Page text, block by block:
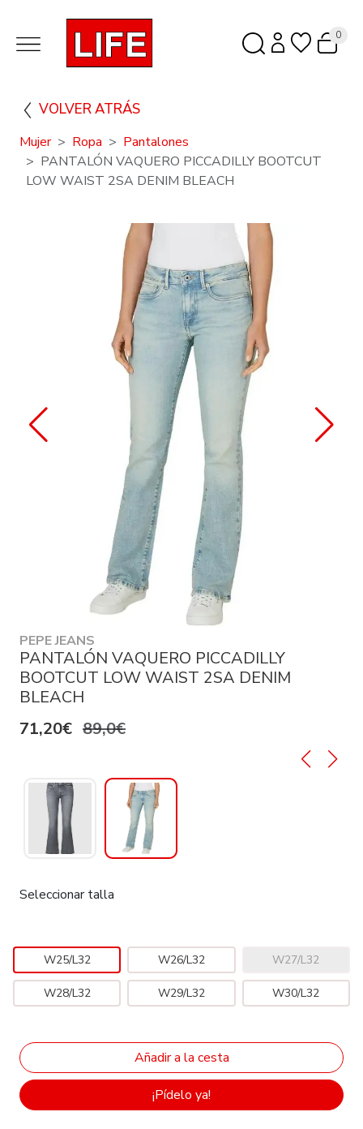
0
VOLVER ATRÁS
Mujer Ropa
Pantalones
PANTALÓN VAQUERO PICCADILLY BOOTCUT
LOW WAIST 2SA DENIM BLEACH
PEPE JEANS
PANTALÓN VAQUERO PICCADILLY
BOOTCUT LOW WAIST 2SA DENIM
BLEACH
71,20€ 89,0€
Seleccionar talla
W25/L32 W26/L32 W27/L32
W28/L32 W29/L32 W30/L32
¡Pídelo ya!